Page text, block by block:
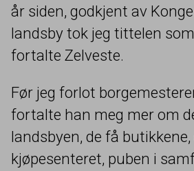
år siden, godkjent av
landsby tok jeg tittelen
fortalte Zelveste.
Før jeg forlot
fortalte han meg mer om
landsbyen, de få butikkene,
kjøpesenteret, puben i